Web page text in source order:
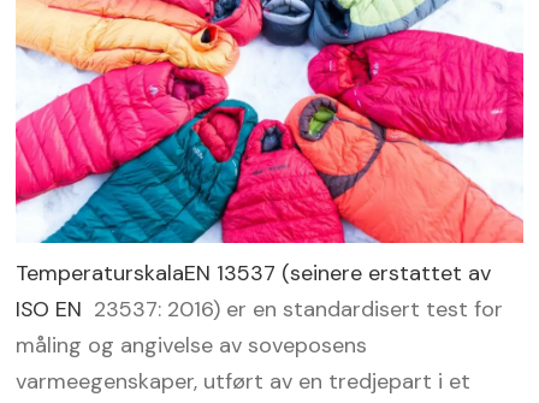
TemperaturskalaEN 13537 (seinere erstattet av
ISO EN 23537: 2016) er en standardisert test for
måling og angivelse av soveposens
varmeegenskaper, utført av en tredjepart i et